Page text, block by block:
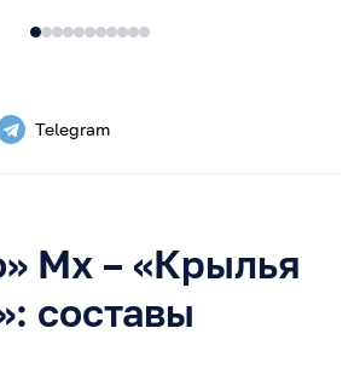
Telegram
Мх – «Крылья
составы